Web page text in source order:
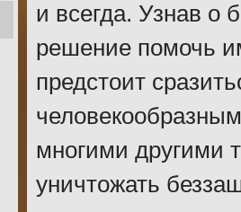
и всегда. Узнав о
решение помочь
предстоит
многими другими
уничтожать